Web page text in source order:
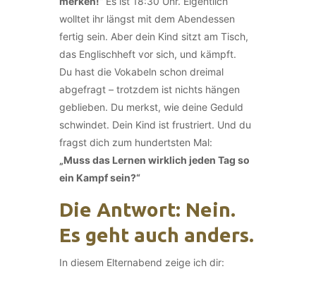
wolltet ihr längst mit dem Abendessen
fertig sein. Aber dein Kind sitzt am Tisch,
das Englischheft vor sich, und kämpft.
Du hast die Vokabeln schon dreimal
abgefragt – trotzdem ist nichts hängen
geblieben. Du merkst, wie deine Geduld
schwindet. Dein Kind ist frustriert. Und du
fragst dich zum hundertsten Mal:
„Muss das Lernen wirklich jeden Tag so
ein Kampf sein?“
Die Antwort: Nein.
Es geht auch anders.
In diesem Elternabend zeige ich dir: